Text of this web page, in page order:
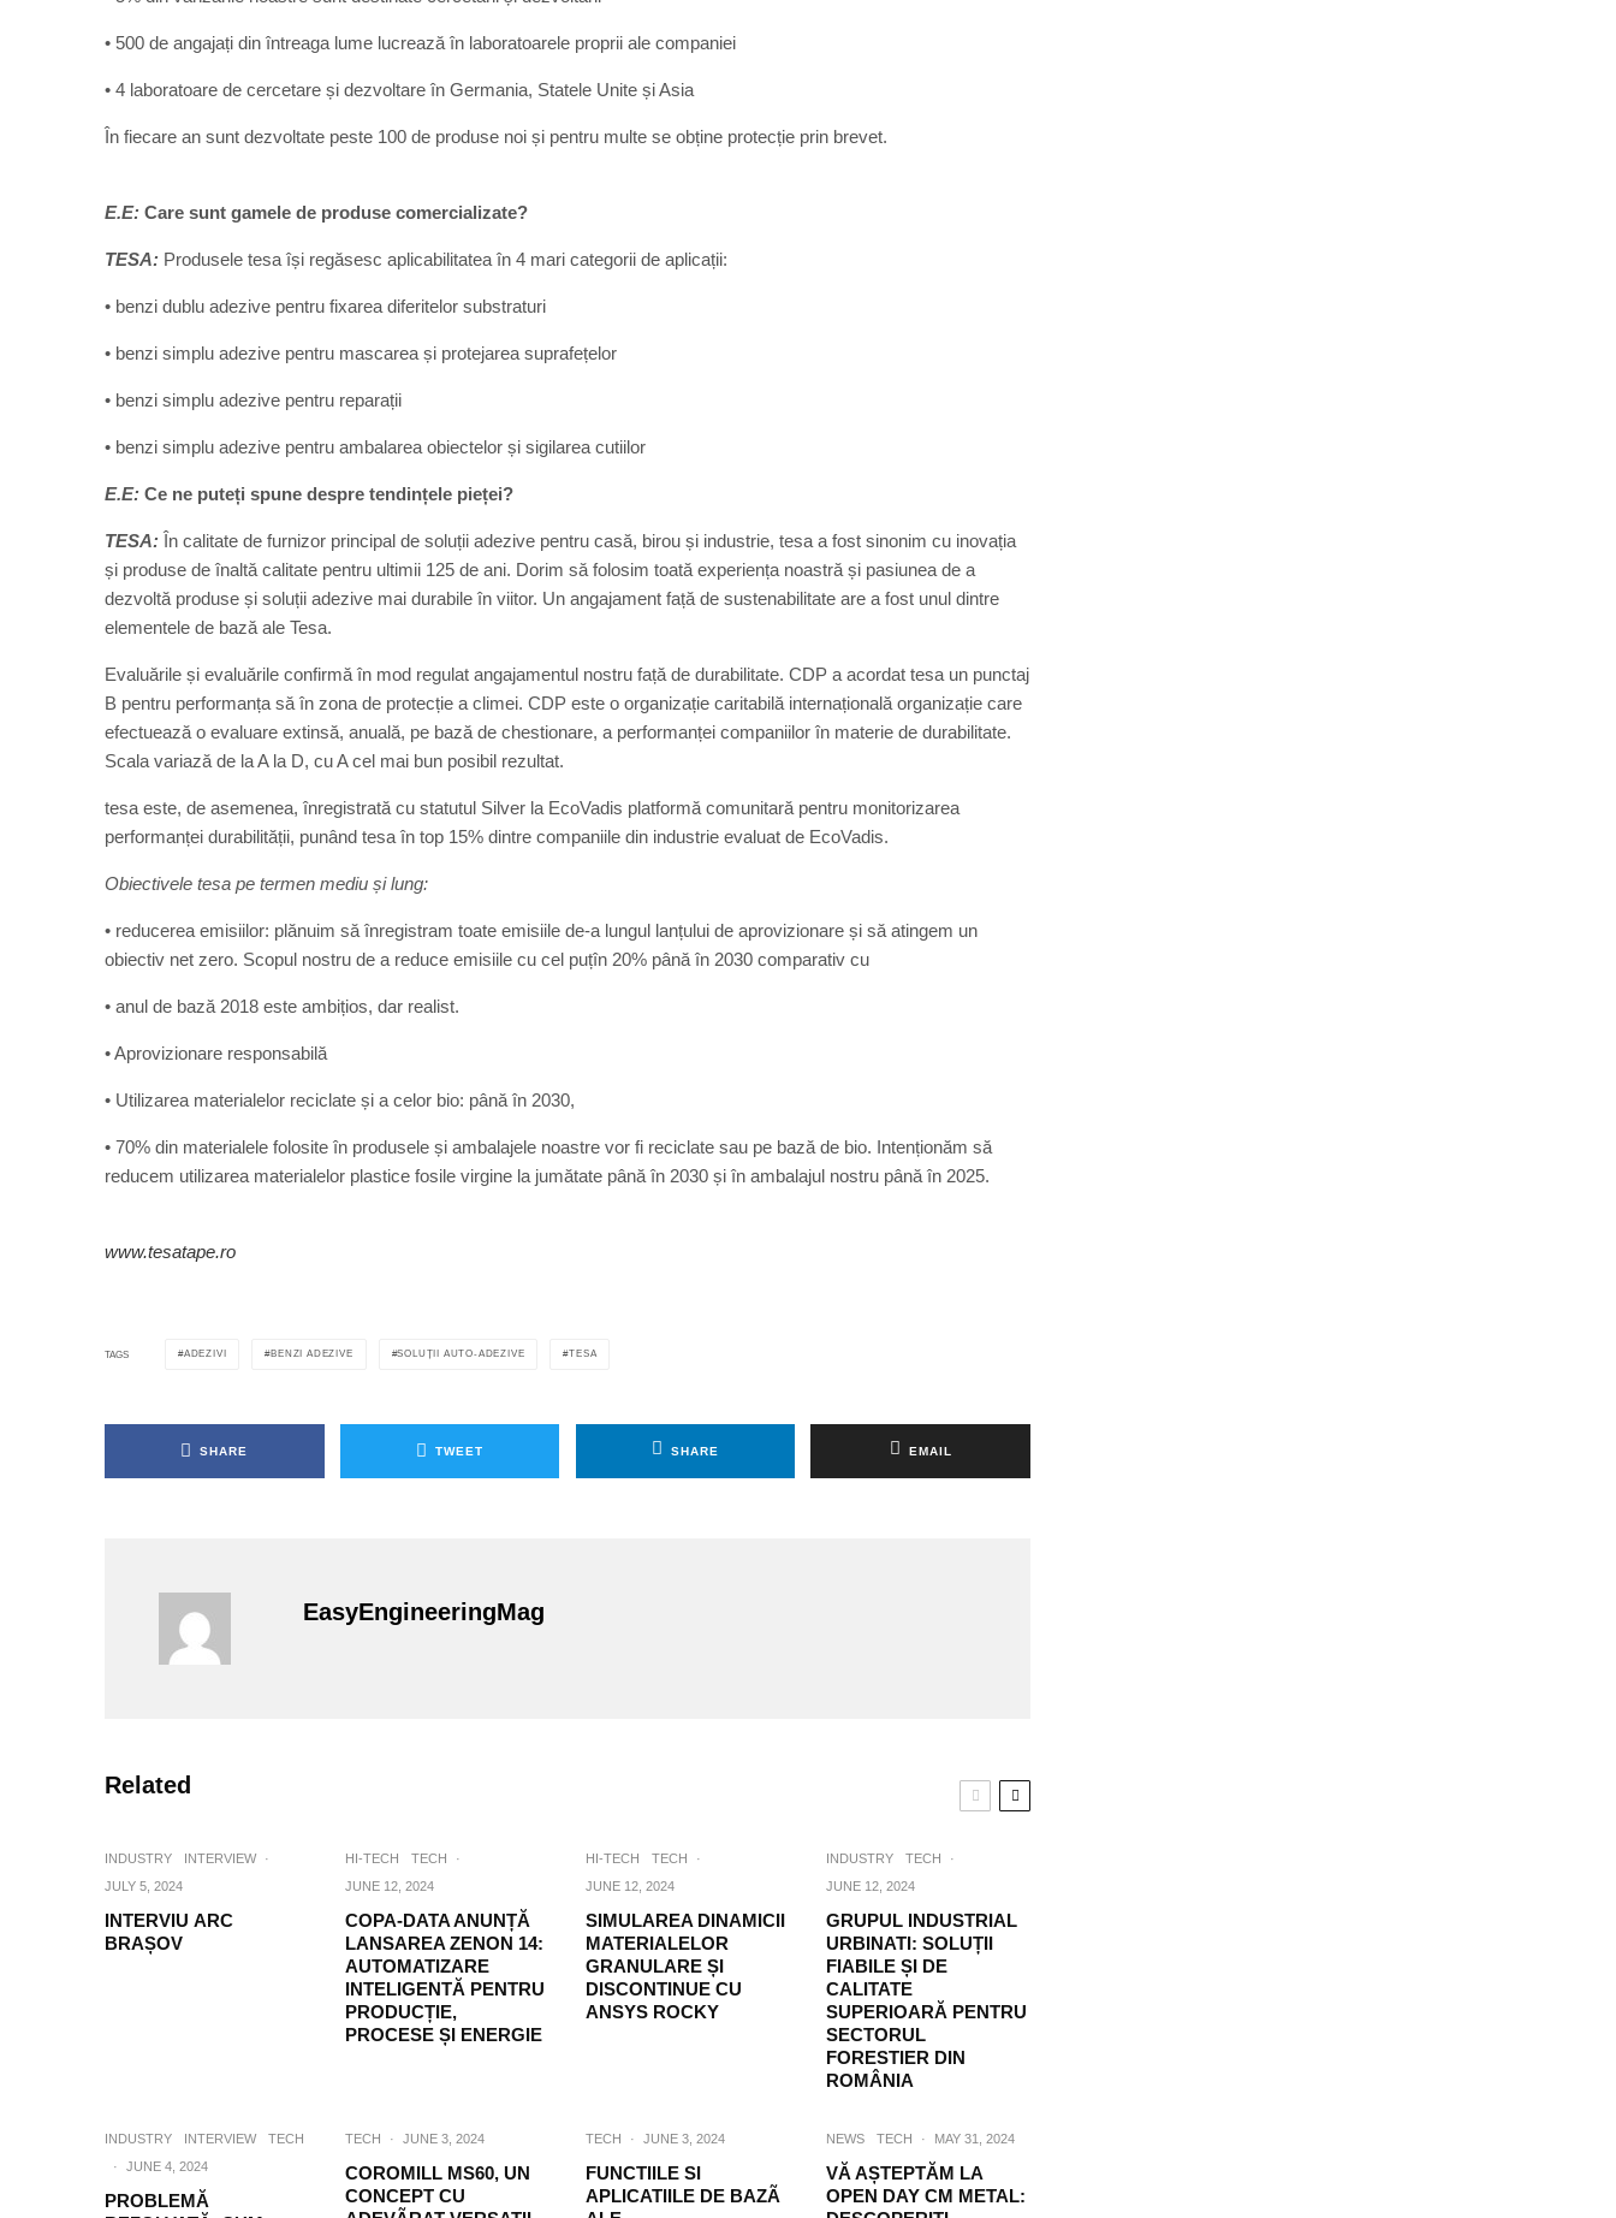
• 500 de angajați din întreaga lume lucrează în laboratoarele proprii ale companiei
• 4 laboratoare de cercetare și dezvoltare în Germania, Statele Unite și Asia
În fiecare an sunt dezvoltate peste 100 de produse noi și pentru multe se obține protecție prin brevet.
E.E: Care sunt gamele de produse comercializate?
TESA: Produsele tesa își regăsesc aplicabilitatea în 4 mari categorii de aplicații:
• benzi dublu adezive pentru fixarea diferitelor substraturi
• benzi simplu adezive pentru mascarea și protejarea suprafețelor
• benzi simplu adezive pentru reparații
• benzi simplu adezive pentru ambalarea obiectelor și sigilarea cutiilor
E.E: Ce ne puteți spune despre tendințele pieței?
TESA: În calitate de furnizor principal de soluții adezive pentru casă, birou și industrie, tesa a fost sinonim cu inovația
și produse de înaltă calitate pentru ultimii 125 de ani. Dorim să folosim toată experiența noastră și pasiunea de a
dezvoltă produse și soluții adezive mai durabile în viitor. Un angajament față de sustenabilitate are a fost unul dintre
elementele de bază ale Tesa.
Evaluările și evaluările confirmă în mod regulat angajamentul nostru față de durabilitate. CDP a acordat tesa un punctaj
B pentru performanța să în zona de protecție a climei. CDP este o organizație caritabilă internațională organizație care
efectuează o evaluare extinsă, anuală, pe bază de chestionare, a performanței companiilor în materie de durabilitate.
Scala variază de la A la D, cu A cel mai bun posibil rezultat.
tesa este, de asemenea, înregistrată cu statutul Silver la EcoVadis platformă comunitară pentru monitorizarea
performanței durabilității, punând tesa în top 15% dintre companiile din industrie evaluat de EcoVadis.
Obiectivele tesa pe termen mediu și lung:
• reducerea emisiilor: plănuim să înregistram toate emisiile de-a lungul lanțului de aprovizionare și să atingem un
obiectiv net zero. Scopul nostru de a reduce emisiile cu cel puțîn 20% până în 2030 comparativ cu
• anul de bază 2018 este ambițios, dar realist.
• Aprovizionare responsabilă
• Utilizarea materialelor reciclate și a celor bio: până în 2030,
• 70% din materialele folosite în produsele și ambalajele noastre vor fi reciclate sau pe bază de bio. Intenționăm să
reducem utilizarea materialelor plastice fosile virgine la jumătate până în 2030 și în ambalajul nostru până în 2025.
www.tesatape.ro
TAGS ADEZIVI BENZI ADEZIVE SOLUȚII AUTO-ADEZIVE TESA
SHARE TWEET SHARE EMAIL
EasyEngineeringMag
Related
INDUSTRY INTERVIEW
·
JULY 5, 2024
INTERVIU ARC
BRAȘOV
HI-TECH TECH
·
JUNE 12, 2024
COPA-DATA ANUNȚĂ
LANSAREA ZENON 14:
AUTOMATIZARE
INTELIGENTĂ PENTRU
PRODUCȚIE,
PROCESE ȘI ENERGIE
HI-TECH TECH
·
JUNE 12, 2024
SIMULAREA DINAMICII
MATERIALELOR
GRANULARE ȘI
DISCONTINUE CU
ANSYS ROCKY
INDUSTRY TECH
·
JUNE 12, 2024
GRUPUL INDUSTRIAL
URBINATI: SOLUȚII
FIABILE ȘI DE
CALITATE
SUPERIOARĂ PENTRU
SECTORUL
FORESTIER DIN
ROMÂNIA
INDUSTRY INTERVIEW
TECH
·
JUNE 4, 2024
PROBLEMĂ
TECH · JUNE 3, 2024
COROMILL MS60, UN
CONCEPT CU
TECH · JUNE 3, 2024
FUNCTIILE SI
APLICATIILE DE BAZÃ
NEWS TECH · MAY 31, 2024
VĂ AȘTEPTĂM LA
OPEN DAY CM METAL: